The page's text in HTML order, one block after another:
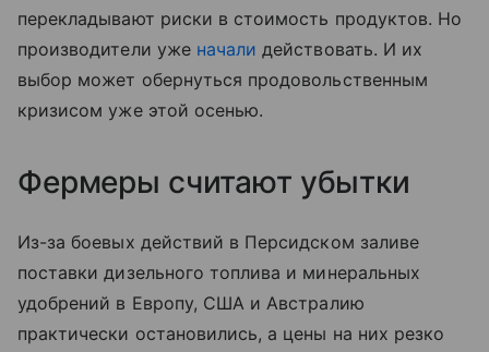
перекладывают риски в стоимость продуктов. Но
производители уженачалидействовать. И их
выбор может обернуться продовольственным
кризисом уже этой осенью.
Фермеры считают убытки
Из-за боевых действий в Персидском заливе
поставки дизельного топлива и минеральных
удобрений в Европу, США и Австралию
практически остановились, а цены на них резко